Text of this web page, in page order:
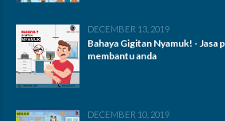
DECEMBER 13, 2019
Bahaya Gigitan Nyamuk! -
membantu anda
DECEMBER 10, 2019